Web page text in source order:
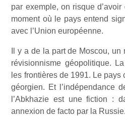
par exemple, on risque
moment où le pays entend
avec l’Union européenne.
Il y a de la part de Moscou,
révisionnisme géopolitique.
les frontières de 1991. Le
géorgien. Et l’indépendance
l’Abkhazie est une fiction :
annexion de facto par la Russie.